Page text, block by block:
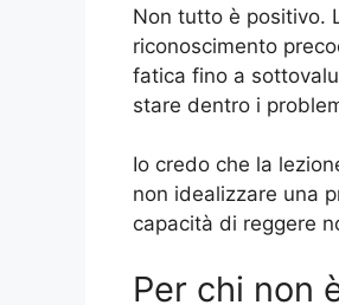
Non tutto è positivo.
riconoscimento
fatica fino a
stare dentro i
Io credo che la
non idealizzare una
capacità di reggere
Per chi non